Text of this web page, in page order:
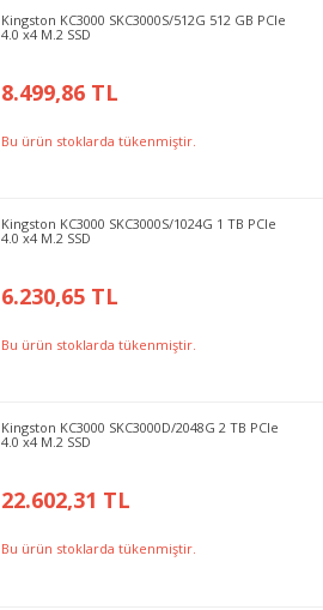
Kingston KC3000 SKC3000S/512G 512 GB PCIe
4.0 x4 M.2 SSD
8.499,86 TL
Bu ürün stoklarda tükenmiştir.
Kingston KC3000 SKC3000S/1024G 1 TB PCIe
4.0 x4 M.2 SSD
6.230,65 TL
Bu ürün stoklarda tükenmiştir.
Kingston KC3000 SKC3000D/2048G 2 TB PCIe
4.0 x4 M.2 SSD
22.602,31 TL
Bu ürün stoklarda tükenmiştir.